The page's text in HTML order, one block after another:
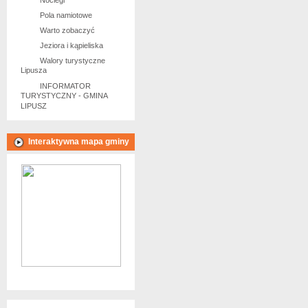
Pola namiotowe
Warto zobaczyć
Jeziora i kąpieliska
Walory turystyczne
Lipusza
INFORMATOR
TURYSTYCZNY - GMINA
LIPUSZ
Interaktywna mapa gminy